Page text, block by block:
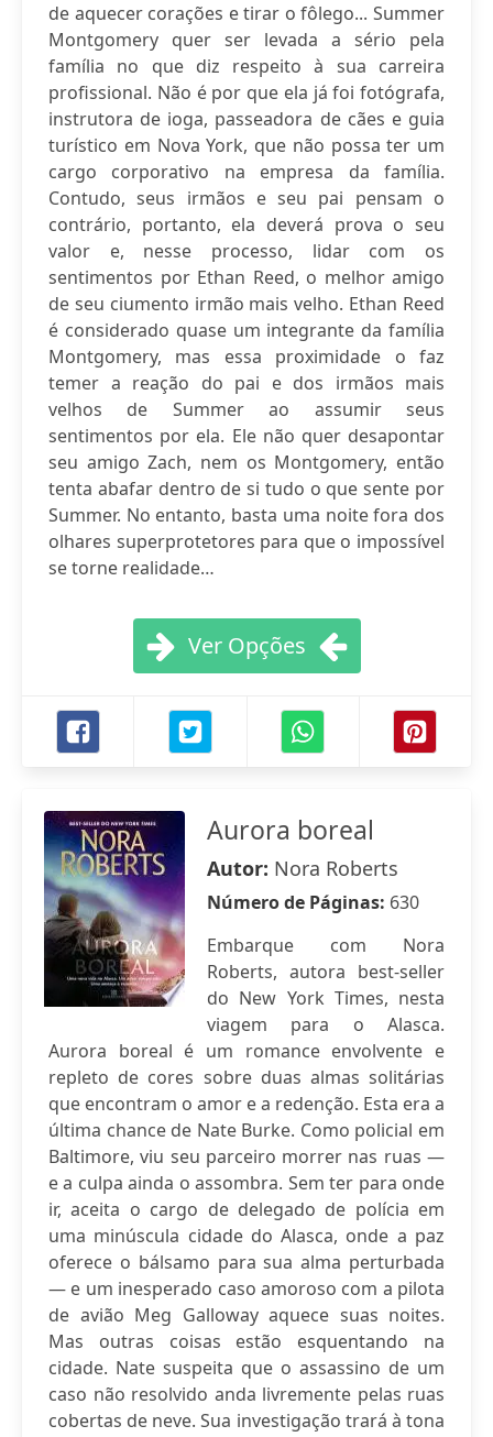
de aquecer corações e tirar o fôlego... Summer
Montgomery quer ser levada a sério pela
família no que diz respeito à sua carreira
profissional. Não é por que ela já foi fotógrafa,
instrutora de ioga, passeadora de cães e guia
turístico em Nova York, que não possa ter um
cargo corporativo na empresa da família.
Contudo, seus irmãos e seu pai pensam o
contrário, portanto, ela deverá prova o seu
valor e, nesse processo, lidar com os
sentimentos por Ethan Reed, o melhor amigo
de seu ciumento irmão mais velho. Ethan Reed
é considerado quase um integrante da família
Montgomery, mas essa proximidade o faz
temer a reação do pai e dos irmãos mais
velhos de Summer ao assumir seus
sentimentos por ela. Ele não quer desapontar
seu amigo Zach, nem os Montgomery, então
tenta abafar dentro de si tudo o que sente por
Summer. No entanto, basta uma noite fora dos
olhares superprotetores para que o impossível
se torne realidade…
Ver Opções
Aurora boreal
Autor: Nora Roberts
Número de Páginas: 630
Embarque com Nora
Roberts, autora best-seller
do New York Times, nesta
viagem para o Alasca.
Aurora boreal é um romance envolvente e
repleto de cores sobre duas almas solitárias
que encontram o amor e a redenção. Esta era a
última chance de Nate Burke. Como policial em
Baltimore, viu seu parceiro morrer nas ruas —
e a culpa ainda o assombra. Sem ter para onde
ir, aceita o cargo de delegado de polícia em
uma minúscula cidade do Alasca, onde a paz
oferece o bálsamo para sua alma perturbada
— e um inesperado caso amoroso com a pilota
de avião Meg Galloway aquece suas noites.
Mas outras coisas estão esquentando na
cidade. Nate suspeita que o assassino de um
caso não resolvido anda livremente pelas ruas
cobertas de neve. Sua investigação trará à tona